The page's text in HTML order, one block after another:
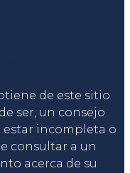
de este sitio
ser, un consejo
estar incompleta o
consultar a un
acerca de su